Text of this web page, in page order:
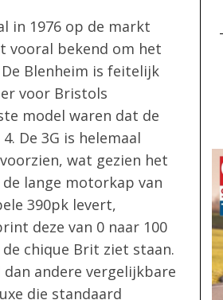
in 1976 op de markt
vooral bekend om het
Blenheim is feitelijk
voor Bristols
model waren dat de
De 3G is helemaal
wat gezien het
lange motorkap van
390pk levert,
deze van 0 naar 100
chique Brit ziet staan.
andere vergelijkbare
die standaard